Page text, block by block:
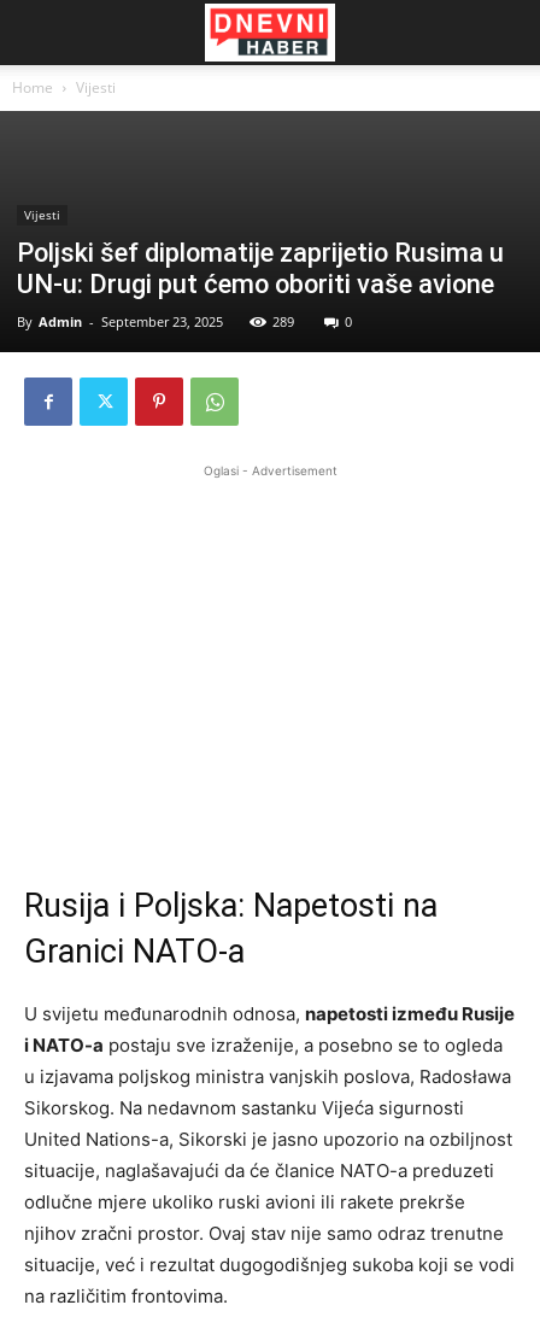
Home Vijesti
Vijesti
Poljski šef diplomatije zaprijetio Rusima u
UN-u: Drugi put ćemo oboriti vaše avione
By Admin - September 23, 2025 289 0
Oglasi - Advertisement
Rusija i Poljska: Napetosti na
Granici NATO-a
U svijetu međunarodnih odnosa, napetosti između Rusije
i NATO-a postaju sve izraženije, a posebno se to ogleda
u izjavama poljskog ministra vanjskih poslova, Radosława
Sikorskog. Na nedavnom sastanku Vijeća sigurnosti
United Nations-a, Sikorski je jasno upozorio na ozbiljnost
situacije, naglašavajući da će članice NATO-a preduzeti
odlučne mjere ukoliko ruski avioni ili rakete prekrše
njihov zračni prostor. Ovaj stav nije samo odraz trenutne
situacije, već i rezultat dugogodišnjeg sukoba koji se vodi
na različitim frontovima.